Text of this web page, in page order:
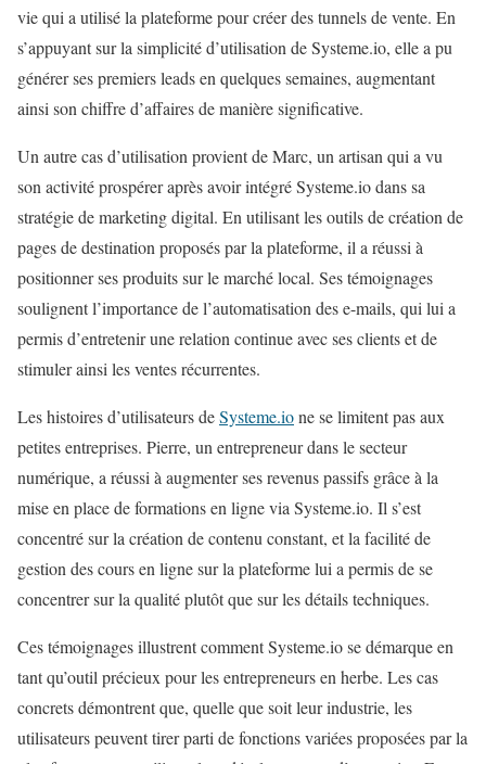
vie qui a utilisé la plateforme pour créer des tunnels de vente. En
s’appuyant sur la simplicité d’utilisation de Systeme.io, elle a pu
générer ses premiers leads en quelques semaines, augmentant
ainsi son chiffre d’affaires de manière significative.
Un autre cas d’utilisation provient de Marc, un artisan qui a vu
son activité prospérer après avoir intégré Systeme.io dans sa
stratégie de marketing digital. En utilisant les outils de création de
pages de destination proposés par la plateforme, il a réussi à
positionner ses produits sur le marché local. Ses témoignages
soulignent l’importance de l’automatisation des e-mails, qui lui a
permis d’entretenir une relation continue avec ses clients et de
stimuler ainsi les ventes récurrentes.
Les histoires d’utilisateurs deSysteme.ione se limitent pas aux
petites entreprises. Pierre, un entrepreneur dans le secteur
numérique, a réussi à augmenter ses revenus passifs grâce à la
mise en place de formations en ligne via Systeme.io. Il s’est
concentré sur la création de contenu constant, et la facilité de
gestion des cours en ligne sur la plateforme lui a permis de se
concentrer sur la qualité plutôt que sur les détails techniques.
Ces témoignages illustrent comment Systeme.io se démarque en
tant qu’outil précieux pour les entrepreneurs en herbe. Les cas
concrets démontrent que, quelle que soit leur industrie, les
utilisateurs peuvent tirer parti de fonctions variées proposées par la